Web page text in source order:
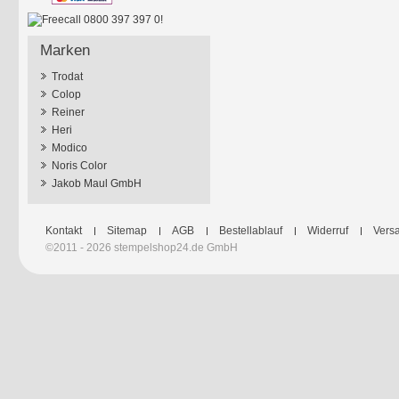
Marken
Trodat
Colop
Reiner
Heri
Modico
Noris Color
Jakob Maul GmbH
Kontakt Sitemap AGB Bestellablauf Widerruf
©2011 - 2026 stempelshop24.de GmbH